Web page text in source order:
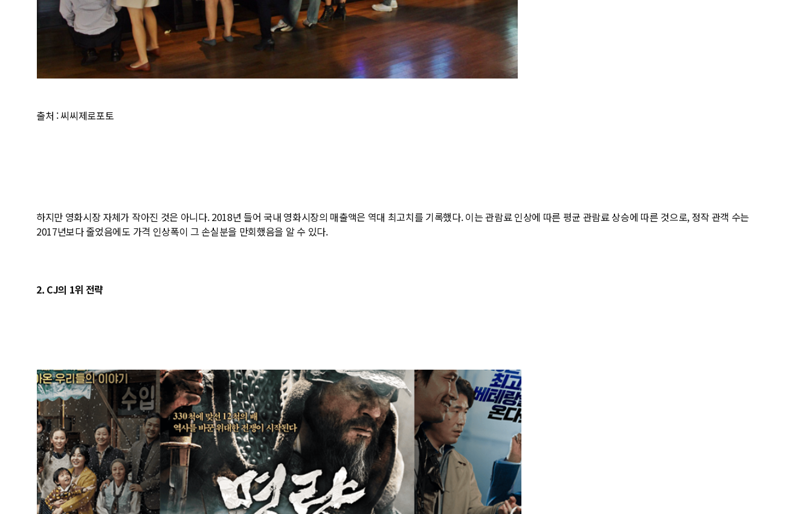
출처 : 씨씨제로포토
하지만 영화시장 자체가 작아진 것은 아니다. 2018년 들어 국내 영화시장의 매출액은 역대 최고치를 기록했다. 이는 관람료 인상에 따른 평균 관람료 상승에 따른 것으로, 정작 관객 수는
2017년보다 줄었음에도 가격 인상폭이 그 손실분을 만회했음을 알 수 있다.
2. CJ의 1위 전략